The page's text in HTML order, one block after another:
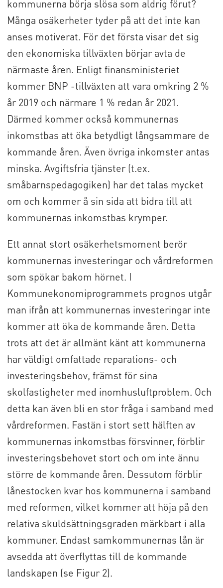
kommunerna börja slösa som aldrig förut?
Många osäkerheter tyder på att det inte kan
anses motiverat. För det första visar det sig
den ekonomiska tillväxten börjar avta de
närmaste åren. Enligt finansministeriet
kommer BNP -tillväxten att vara omkring 2 %
år 2019 och närmare 1 % redan år 2021.
Därmed kommer också kommunernas
inkomstbas att öka betydligt långsammare de
kommande åren. Även övriga inkomster antas
minska. Avgiftsfria tjänster (t.ex.
småbarnspedagogiken) har det talas mycket
om och kommer å sin sida att bidra till att
kommunernas inkomstbas krymper.
Ett annat stort osäkerhetsmoment berör
kommunernas investeringar och vårdreformen
som spökar bakom hörnet. I
Kommunekonomiprogrammets prognos utgår
man ifrån att kommunernas investeringar inte
kommer att öka de kommande åren. Detta
trots att det är allmänt känt att kommunerna
har väldigt omfattade reparations- och
investeringsbehov, främst för sina
skolfastigheter med inomhusluftproblem. Och
detta kan även bli en stor fråga i samband med
vårdreformen. Fastän i stort sett hälften av
kommunernas inkomstbas försvinner, förblir
investeringsbehovet stort och om inte ännu
större de kommande åren. Dessutom förblir
lånestocken kvar hos kommunerna i samband
med reformen, vilket kommer att höja på den
relativa skuldsättningsgraden märkbart i alla
kommuner. Endast samkommunernas lån är
avsedda att överflyttas till de kommande
landskapen (se Figur 2).